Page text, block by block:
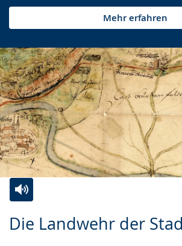
Mehr erfahren
Die Landwehr der
Leichten
Audio-
Video